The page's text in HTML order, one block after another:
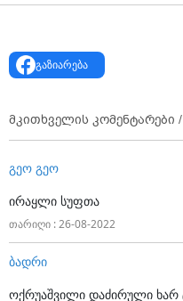
დუგინისთვის გაგზავნილს
სამძიმრის წერილში
ნახსენები.
"პასუხის პასუხი ლევან
შემძრა დუგინის პორტალ
წინასიტყვაობამ,
ტრაგედიის შესახებ,
ალექსანდრ გელაევიჩ
ვიდარდე, რომ ამ მძიმე
საკუთარ დედულეთში დიდ
ასეთი მძიმე ტრაგედიის
გაზიარება
მკითხველის კომენტარები /
გეო გეო
ირაყლი სუფთა
თარიღი : 26-08-2022
ბადრი
ოქრუაშვილი დაძირული ხარ